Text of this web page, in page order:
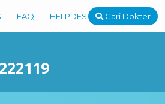
FAQ HELPDESK Cari Dokter